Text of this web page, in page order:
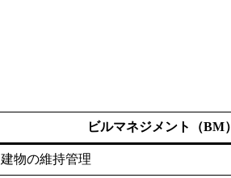
ビルマネジメント（BM）
建物の維持管理